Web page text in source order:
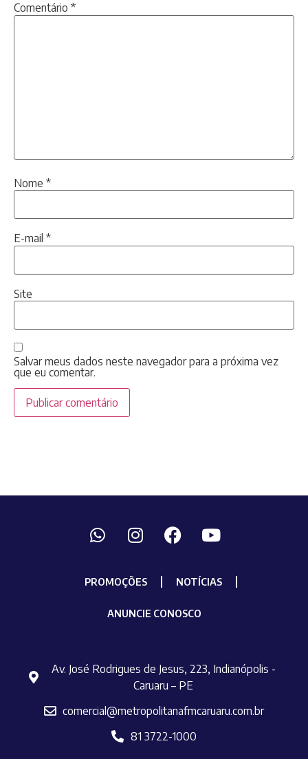
Comentário *
Nome *
E-mail *
Site
Salvar meus dados neste navegador para a próxima vez
que eu comentar.
PROMOÇÕES NOTÍCIAS
ANUNCIE CONOSCO
Av. José Rodrigues de Jesus, 223, Indianópolis -
Caruaru – PE
comercial@metropolitanafmcaruaru.com.br
81 3722-1000